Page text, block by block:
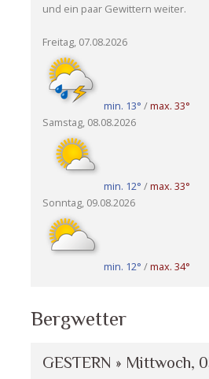
und ein paar Gewittern weiter.
Freitag, 07.08.2026
min. 13° /max. 33°
Samstag, 08.08.2026
min. 12° /max. 33°
Sonntag, 09.08.2026
min. 12° /max. 34°
Bergwetter
GESTERN » Mittwoch,